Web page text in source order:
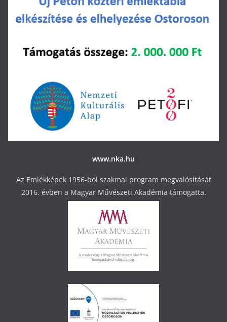
www.nka.hu
Az Emlékképek 1956-ból szakmai program megvalósítását
2016. évben a Magyar Művészeti Akadémia támogatta.